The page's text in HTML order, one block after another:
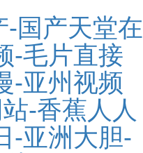
-国产天堂在
-毛片直接
-亚州视频
-香蕉人人
-亚洲大胆-